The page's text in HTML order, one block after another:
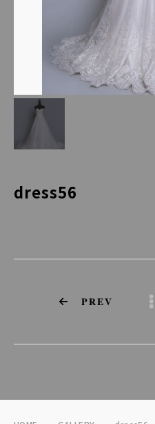
dress56
PREV